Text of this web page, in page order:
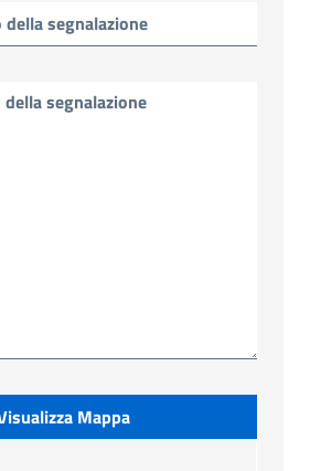
Mappa